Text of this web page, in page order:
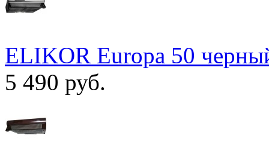
ELIKOR Europa 50
5 490 руб.